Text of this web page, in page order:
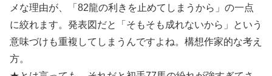
メな理由が、「82龍の利きを止めてしまうから」の一点
に絞れます。発表図だと「そもそも成れないから」という
意味づけも重複してしまうんですよね。構想作家的な考え
方。